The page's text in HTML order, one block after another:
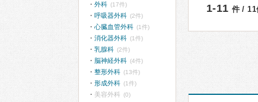
1-11 件 / 11
外科 (17件)
呼吸器外科 (2件)
心臓血管外科 (1件)
消化器外科 (1件)
乳腺科 (2件)
脳神経外科 (4件)
整形外科 (13件)
形成外科 (1件)
美容外科 (0)